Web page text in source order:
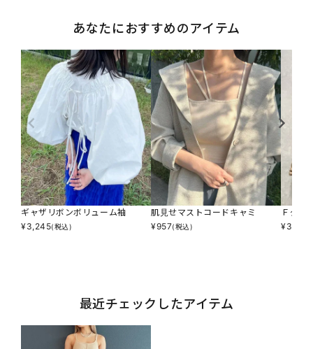
あなたにおすすめのアイテム
ギャザリボンボリューム袖
¥3,245(税込)
肌見せマストコードキャミ
¥957(税込)
Ｆダウ
¥3,036
最近チェックしたアイテム